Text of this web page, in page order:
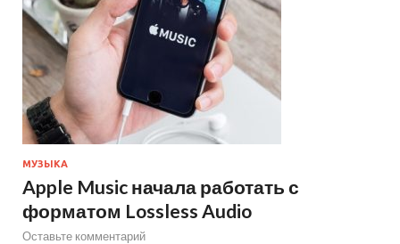
МУЗЫКА
Apple Music начала работать с
форматом Lossless Audio
Оставьте комментарий